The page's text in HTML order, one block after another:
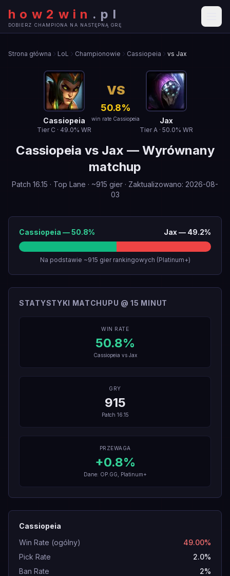
how2win . pl
DOBIERZ CHAMPIONA NA NASTĘPNĄ GRĘ
Strona główna LoL Championowie Cassiopeia vs Jax
Cassiopeia
Tier C · 49.0% WR
VS
50.8%
win rate Cassiopeia Jax
TierA · 50.0% WR
Cassiopeia vs Jax — Wyrównany
matchup
Patch 16.15 · Top Lane · ~915 gier · Zaktualizowano: 2026-08-
03
Cassiopeia —50.8% Jax — 49.2%
Na podstawie ~915 gier rankingowych (Platinum+)
STATYSTYKI MATCHUPU @ 15 MINUT
WIN RATE
50.8%
Cassiopeia vs Jax
GRY
915
Patch 16.15
PRZEWAGA
+0.8%
Dane: OP.GG, Platinum+
Cassiopeia
Win Rate (ogólny)
49.00%
Pick Rate
2.0%
Ban Rate
2%